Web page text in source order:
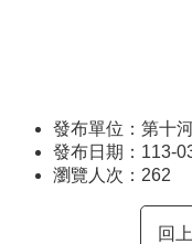
發布單位：第十
發布日期：113-
瀏覽人次： 262
回